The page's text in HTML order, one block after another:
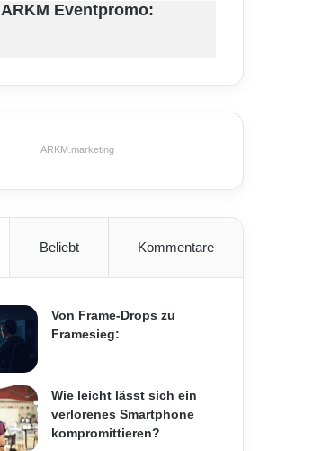
ARKM Eventpromo:
ARKM.marketing
Beliebt Kommentare
Von Frame-Drops zu
Framesieg:
Wie leicht lässt sich ein
verlorenes Smartphone
kompromittieren?